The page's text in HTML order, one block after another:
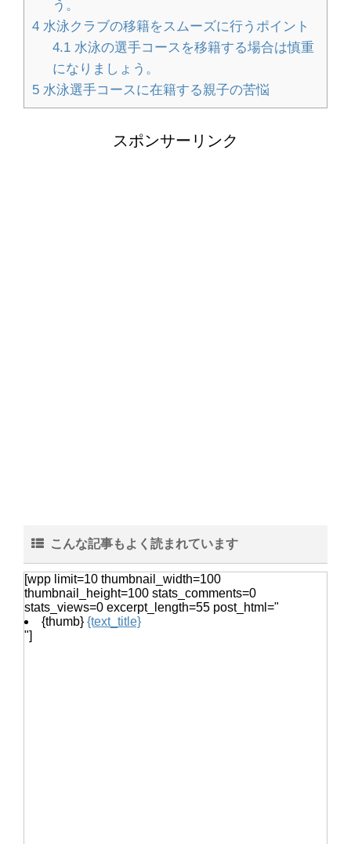
人の名前が覚えられない！覚えられな
い理由と覚えるコツ
方法とキレイに仕上げるコツ
ヒョウモントカゲモドキは脱皮した皮
を食べる？脱皮について
う。
4 水泳クラブの移籍をスムーズに行うポイント
4.1水泳の選手コースを移籍する場合は慎重
になりましょう。
5 水泳選手コースに在籍する親子の苦悩
スポンサーリンク
こんな記事もよく読まれています
[wpp limit=10 thumbnail_width=100
thumbnail_height=100 stats_comments=0
stats_views=0 excerpt_length=55 post_html="
{thumb} {text_title}
"]